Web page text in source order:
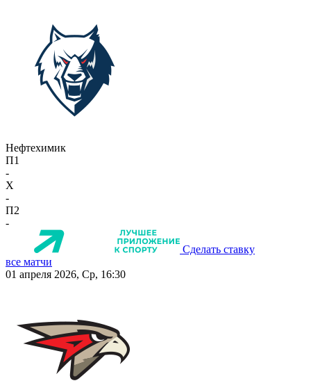
Нефтехимик
П1
-
X
-
П2
-
Сделать ставку
все матчи
01 апреля 2026, Ср, 16:30